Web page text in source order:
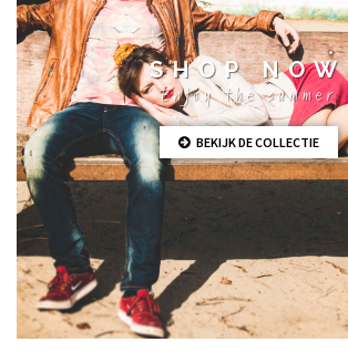
SHOP NOW
Enjoy the summer
BEKIJK DE COLLECTIE